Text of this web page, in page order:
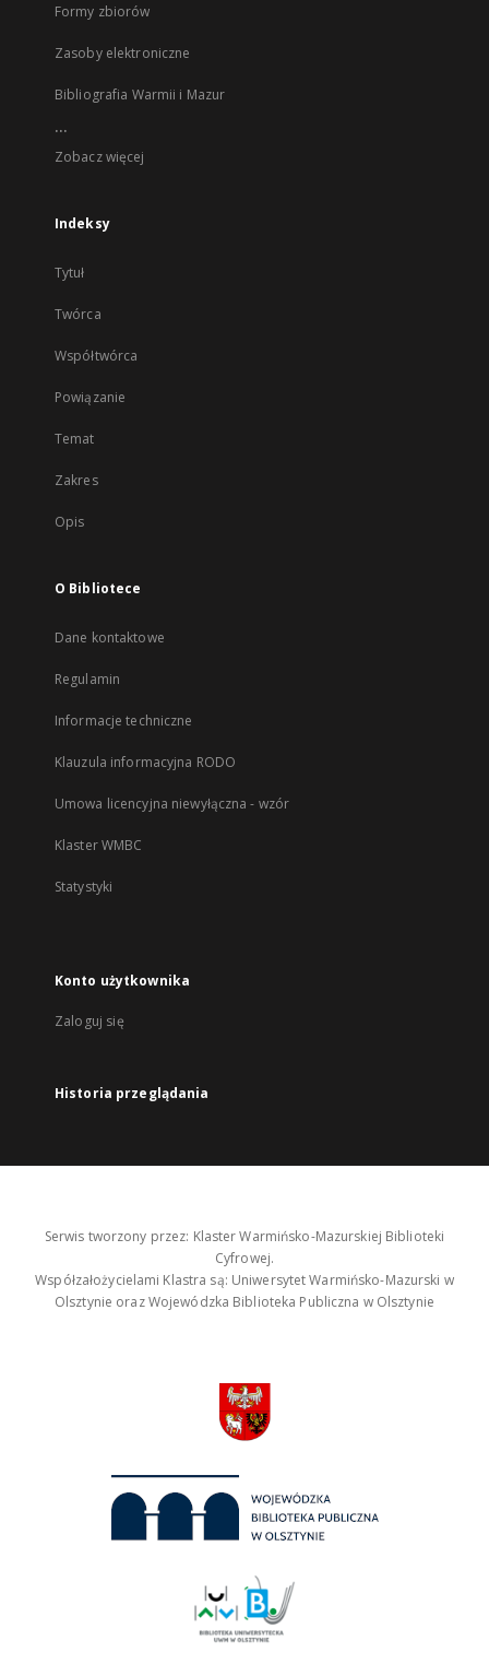
Formy zbiorów
Zasoby elektroniczne
Bibliografia Warmii i Mazur
...
Zobacz więcej
Indeksy
Tytuł
Twórca
Współtwórca
Powiązanie
Temat
Zakres
Opis
O Bibliotece
Dane kontaktowe
Regulamin
Informacje techniczne
Klauzula informacyjna RODO
Umowa licencyjna niewyłączna - wzór
Klaster WMBC
Statystyki
Konto użytkownika
Zaloguj się
Historia przeglądania
Serwis tworzony przez: Klaster Warmińsko-Mazurskiej Biblioteki
Cyfrowej.
Współzałożycielami Klastra są: Uniwersytet Warmińsko-Mazurski w
Olsztynie oraz Wojewódzka Biblioteka Publiczna w Olsztynie